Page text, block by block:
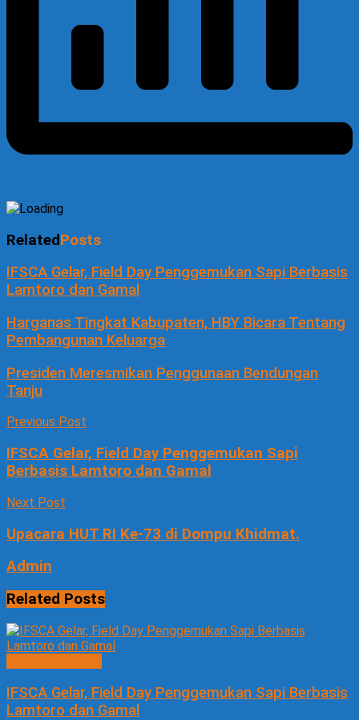
RelatedPosts
IFSCA Gelar, Field Day Penggemukan Sapi Berbasis
Lamtoro dan Gamal
Harganas Tingkat Kabupaten, HBY Bicara Tentang
Pembangunan Keluarga
Presiden Meresmikan Penggunaan Bendungan
Tanju
Previous Post
IFSCA Gelar, Field Day Penggemukan Sapi
Berbasis Lamtoro dan Gamal
Next Post
Upacara HUT RI Ke-73 di Dompu Khidmat.
Admin
Related Posts
IFSCA Gelar, Field Day Penggemukan Sapi Berbasis
Lamtoro dan Gamal